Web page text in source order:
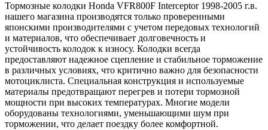
Тормозные колодки Honda VFR800F Interceptor 1998-2005 г.в.
нашего магазина производятся только проверенными
японскими производителями с учетом передовых технологий
и материалов, что обеспечивает долговечность и
устойчивость колодок к износу. Колодки всегда
предоставляют надежное сцепление и стабильное торможение
в различных условиях, что критично важно для безопасности
мотоциклиста. Специальная конструкция и используемые
материалы предотвращают перегрев и потери тормозной
мощности при высоких температурах. Многие модели
оборудованы технологиями, уменьшающими шум при
торможении, что делает поездку более комфортной.